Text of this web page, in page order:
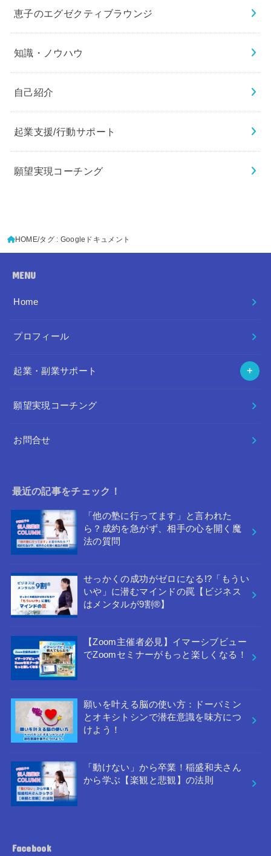
恵子のエグゼクティブラウンジ
知識・ノウハウ
自己紹介
起業支援/行動サポート
願望実現コーチング
HOME タグ : Googleドキュメント
MENU
Home
プロフィール
起業・副業サポート
願望実現コーチング
お問合せ
最近の記事をチェック！
「他の塾に行ってます」と言われた
ら？成約を急がず、相手の心を開く魔
法の質問
せっかくの成功がゼロになる!?「もうい
いや」に潜むマインドの罠【ビジネス
はメンタルが9割®︎】
【Zoom主催者必見】イマーシブビュー
でZoomセミナーがもっと楽しくなる！
願いを叶える脳の使い方：ドーパミン
とオキシトシンで潜在意識を味方につ
けよう！
「動けない」から卒業！稲盛和夫さん
から学ぶ【楽観と悲観】の法則
Facebook